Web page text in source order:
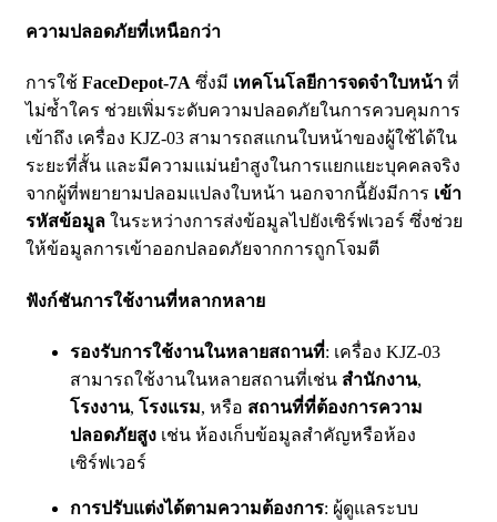
ความปลอดภัยที่เหนือกว่า
การใช้ FaceDepot-7A ซึ่งมี เทคโนโลยีการจดจำใบหน้า ที่
ไม่ซ้ำใคร ช่วยเพิ่มระดับความปลอดภัยในการควบคุมการ
เข้าถึง เครื่อง KJZ-03 สามารถสแกนใบหน้าของผู้ใช้ได้ใน
ระยะที่สั้น และมีความแม่นยำสูงในการแยกแยะบุคคลจริง
จากผู้ที่พยายามปลอมแปลงใบหน้า นอกจากนี้ยังมีการ เข้า
รหัสข้อมูล ในระหว่างการส่งข้อมูลไปยังเซิร์ฟเวอร์ ซึ่งช่วย
ให้ข้อมูลการเข้าออกปลอดภัยจากการถูกโจมตี
ฟังก์ชันการใช้งานที่หลากหลาย
รองรับการใช้งานในหลายสถานที่: เครื่อง KJZ-03
สามารถใช้งานในหลายสถานที่เช่น สำนักงาน,
โรงงาน, โรงแรม, หรือ สถานที่ที่ต้องการความ
ปลอดภัยสูง เช่น ห้องเก็บข้อมูลสำคัญหรือห้อง
เซิร์ฟเวอร์
การปรับแต่งได้ตามความต้องการ: ผู้ดูแลระบบ